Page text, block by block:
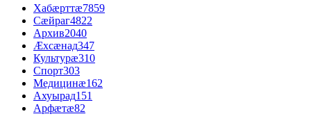
Хабæрттæ7859
Сæйраг4822
Архив2040
Æхсæнад347
Культурæ310
Спорт303
Медицинæ162
Ахуырад151
Арфæтæ82